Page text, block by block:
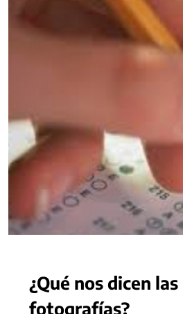
¿Qué nos dicen las
fotografías?